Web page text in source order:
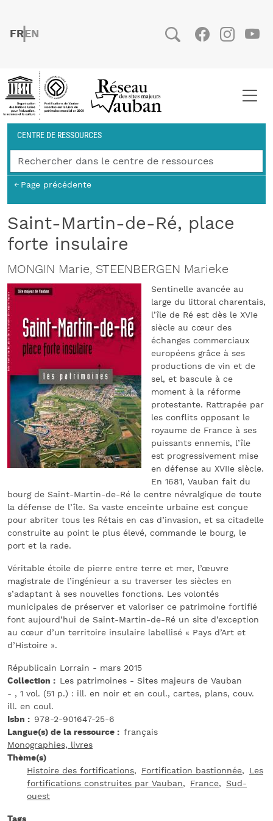
FRENCH
ENGLISH
Social
Fil d'Ariane
CENTRE DE RESSOURCES
Page précédente
Saint-Martin-de-Ré, place
forte insulaire
MONGIN Marie, STEENBERGEN Marieke
Sentinelle avancée au
large du littoral charentais,
l’île de Ré est dès le XVIe
siècle au cœur des
échanges commerciaux
européens grâce à ses
productions de vin et de
sel, et bascule à ce
moment à la réforme
protestante. Rattrapée par
les conflits opposant le
royaume de France à ses
puissants ennemis, l’île
est progressivement mise
en défense au XVIIe siècle.
En 1681, Vauban fait du
bourg de Saint-Martin-de-Ré le centre névralgique de toute
la défense de l’île. Sa vaste enceinte urbaine est conçue
pour abriter tous les Rétais en cas d’invasion, et sa citadelle
construite au point le plus élevé, commande le bourg, le
port et la rade.
Véritable étoile de pierre entre terre et mer, l’œuvre
magistrale de l’ingénieur a su traverser les siècles en
s’adaptant à ses nouvelles fonctions. Les volontés
municipales de préserver et valoriser ce patrimoine fortifié
font aujourd’hui de Saint-Martin-de-Ré un site d’exception
au cœur d’un territoire insulaire labellisé « Pays d’Art et
d’Histoire ».
Républicain Lorrain - mars 2015
Collection
Les patrimoines - Sites majeurs de Vauban
- , 1 vol. (51 p.) : ill. en noir et en coul., cartes, plans, couv.
ill. en coul.
Isbn
978-2-901647-25-6
Langue(s) de la ressource
français
Monographies, livres
Thème(s)
Histoire des fortifications
Fortification bastionnée
Les
fortifications construites par Vauban
France
Sud-
ouest
Tags